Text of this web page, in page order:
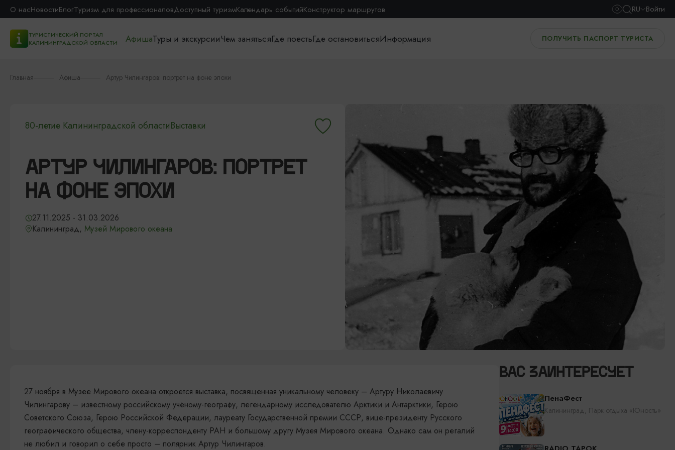
О насНовостиБлогТуризм для профессионаловДоступный туризмКалендарь событийКонструктор маршрутов RU Войти
ТУРИСТИЧЕСКИЙ ПОРТАЛ
КАЛИНИНГРАДСКОЙ ОБЛАСТИ
АфишаТуры и экскурсииЧем занятьсяГде поестьГде остановитьсяИнформация ПОЛУЧИТЬ ПАСПОРТ ТУРИСТА
Главная Афиша Артур Чилингаров: портрет на фоне эпохи
80-летие Калининградской областиВыставки
АРТУР ЧИЛИНГАРОВ: ПОРТРЕТ
НА ФОНЕ ЭПОХИ
27.11.2025 - 31.03.2026
Калининград, Музей Мирового океана
27 ноября в Музее Мирового океана откроется выставка, посвященная уникальному человеку – Артуру Николаевичу
Чилингарову – известному российскому учёному-географу, легендарному исследователю Арктики и Антарктики, Герою
Советского Союза, Герою Российской Федерации, лауреату Государственной премии СССР, вице-президенту Русского
географического общества, члену-корреспонденту РАН и большому другу Музея Мирового океана. Однако сам он регалий
не любил и говорил о себе просто – полярник Артур Чилингаров.
ВАС ЗАИНТЕРЕСУЕТ
ПенаФест
Калининград, Парк отдыха «Юность»